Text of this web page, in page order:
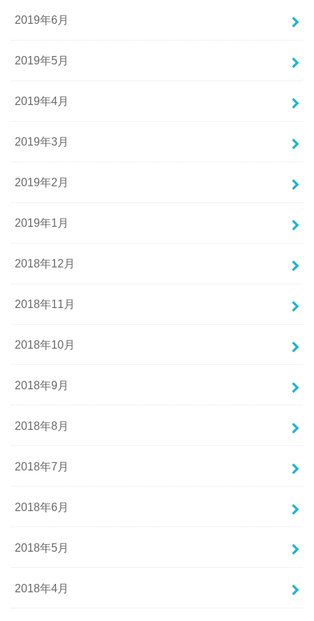
2019年6月
2019年5月
2019年4月
2019年3月
2019年2月
2019年1月
2018年12月
2018年11月
2018年10月
2018年9月
2018年8月
2018年7月
2018年6月
2018年5月
2018年4月